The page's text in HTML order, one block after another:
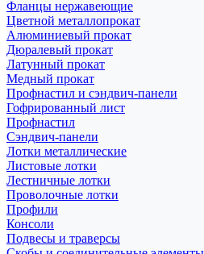
Фланцы нержавеющие
Цветной металлопрокат
Алюминиевый прокат
Дюралевый прокат
Латунный прокат
Медный прокат
Профнастил и сэндвич-панели
Гофрированный лист
Профнастил
Сэндвич-панели
Лотки металлические
Листовые лотки
Лестничные лотки
Проволочные лотки
Профили
Консоли
Подвесы и траверсы